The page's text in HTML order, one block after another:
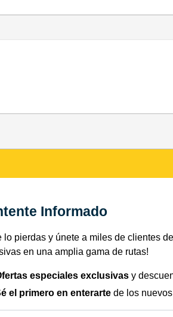
Informado
lo pierdas y únete a miles de clientes
en una amplia gama de rutas!
especiales exclusivas y
el primero en enterarte de los